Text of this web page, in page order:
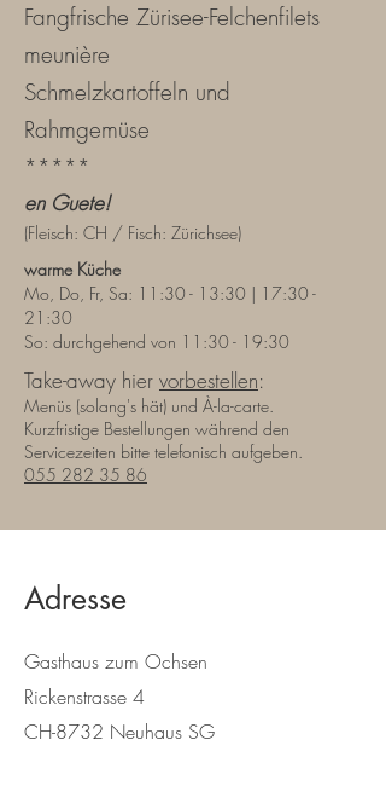
Fangfrische Zürisee-Felchenfilets
meunière
Schmelzkartoffeln und
Rahmgemüse
*****
en Guete!
(Fleisch: CH / Fisch: Zürichsee)
warme Küche
Mo, Do, Fr, Sa: 11:30 - 13:30 | 17:30 -
21:30
So: durchgehend von 11:30 - 19:30
Take-away hier vorbestellen:
Menüs (solang's hät) und À-la-carte.
Kurzfristige Bestellungen während den
Servicezeiten bitte telefonisch aufgeben.
055 282 35 86
Adresse
Gasthaus zum Ochsen
Rickenstrasse 4
CH-8732 Neuhaus SG